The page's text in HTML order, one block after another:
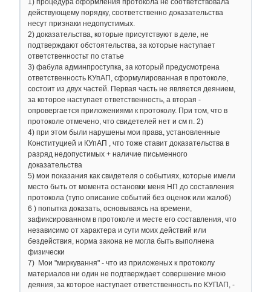
1) процедура оформления протокола не соответствовала
действующему порядку, соответственно доказательства
несут признаки недопустимых.
2) доказательства, которые присутствуют в деле, не
подтверждают обстоятельства, за которые наступает
ответственностьт по статье
3) фабула админпроступка, за который предусмотрена
ответственность КУпАП, сформулированная в протоколе,
состоит из двух частей. Первая часть не является деянием,
за которое наступает ответственность, а вторая -
опровергается приложениями к протоколу. При том, что в
протоколе отмечено, что свидетелей нет и см п. 2)
4) при этом были нарушены мои права, установленные
Конституцией и КУпАП , что тоже ставит доказательства в
разряд недопустимых + наличие письменного
доказательства
5) мои показания как свидетеля о событиях, которые имели
место быть от момента остановки меня НП до составления
протокола (тупо описание событий без оценок или жалоб)
6 ) попытка доказать, основываясь на времени,
зафиксированном в протоколе и месте его составления, что
независимо от характера и сути моих действий или
бездействия, норма закона не могла быть выполнена
физически
7) Мои "миркування" - что из приложеных к протоколу
материалов ни один не подтверждает совершение мною
деяния, за которое наступает ответственность по КУПАП, -